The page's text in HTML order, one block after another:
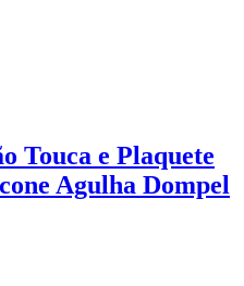
Touca e Plaquete
Agulha Dompel